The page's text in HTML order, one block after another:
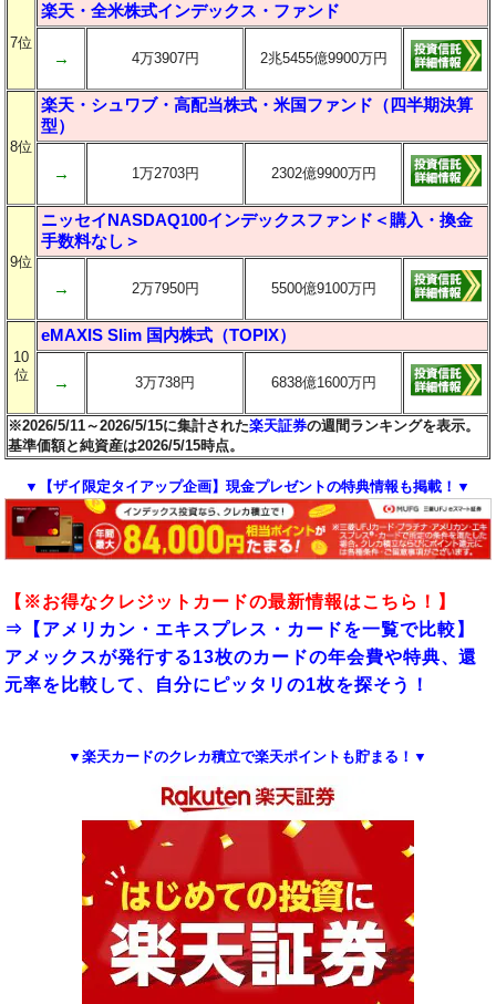
7位
楽天・全米株式インデックス・ファンド
→ 4万3907円 2兆5455億9900万円
8位
楽天・シュワブ・高配当株式・米国ファンド（四半期決算
型）
→ 1万2703円 2302億9900万円
9位
ニッセイNASDAQ100インデックスファンド＜購入・換金
手数料なし＞
→ 2万7950円 5500億9100万円
10
位
eMAXIS Slim 国内株式（TOPIX）
→ 3万738円 6838億1600万円
※2026/5/11～2026/5/15に集計された楽天証券の週間ランキングを表示。
基準価額と純資産は2026/5/15時点。
▼【ザイ限定タイアップ企画】現金プレゼントの特典情報も掲載！▼
【※お得なクレジットカードの最新情報はこちら！】
⇒ 【アメリカン・エキスプレス・カードを一覧で比較】
アメックスが発行する13枚のカードの年会費や特典、還
元率を比較して、自分にピッタリの1枚を探そう！
▼楽天カードのクレカ積立で楽天ポイントも貯まる！▼